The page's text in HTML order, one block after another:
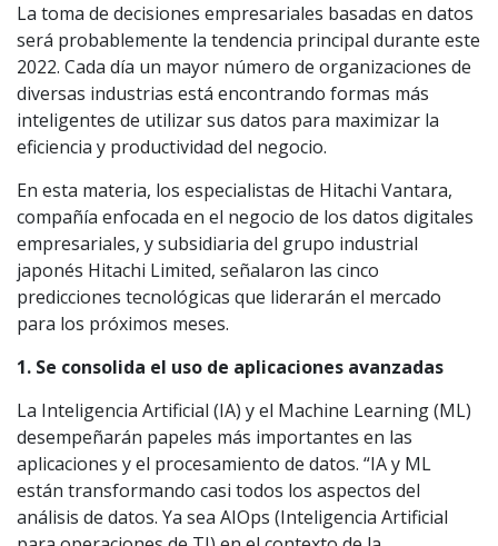
La toma de decisiones empresariales basadas en datos
será probablemente la tendencia principal durante este
2022. Cada día un mayor número de organizaciones de
diversas industrias está encontrando formas más
inteligentes de utilizar sus datos para maximizar la
eficiencia y productividad del negocio.
En esta materia, los especialistas de Hitachi Vantara,
compañía enfocada en el negocio de los datos digitales
empresariales, y subsidiaria del grupo industrial
japonés Hitachi Limited, señalaron las cinco
predicciones tecnológicas que liderarán el mercado
para los próximos meses.
1. Se consolida el uso de aplicaciones avanzadas
La Inteligencia Artificial (IA) y el Machine Learning (ML)
desempeñarán papeles más importantes en las
aplicaciones y el procesamiento de datos. “IA y ML
están transformando casi todos los aspectos del
análisis de datos. Ya sea AIOps (Inteligencia Artificial